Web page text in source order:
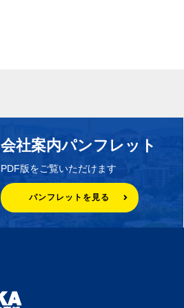
会社案内パンフレット
PDF版をご覧いただけます
パンフレットを見る